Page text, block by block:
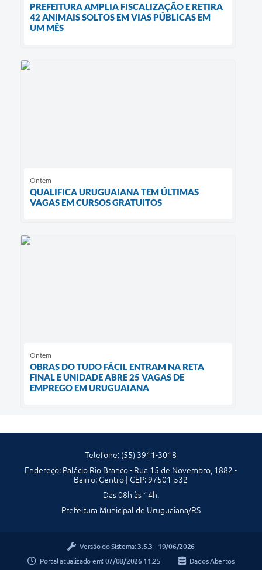
PREFEITURA AMPLIA FISCALIZAÇÃO E RETIRA
42 ANIMAIS SOLTOS EM VIAS PÚBLICAS EM
UM MÊS
Ontem
QUALIFICA URUGUAIANA TEM ÚLTIMAS
VAGAS EM CURSOS GRATUITOS
Ontem
OBRAS DO TUDO FÁCIL ENTRAM NA RETA
FINAL E UNIDADE ABRE 25 VAGAS DE
EMPREGO EM URUGUAIANA
Telefone: (55) 3911-3018
Endereço: Palácio Rio Branco - Rua 15 de Novembro, 1882 -
Bairro: Centro | CEP: 97501-532
Das 08h às 14h.
Prefeitura Municipal de Uruguaiana/RS
Versão do Sistema: 3.5.3 - 19/06/2026
Portal atualizado em: 07/08/2026 11:25 Dados Abertos